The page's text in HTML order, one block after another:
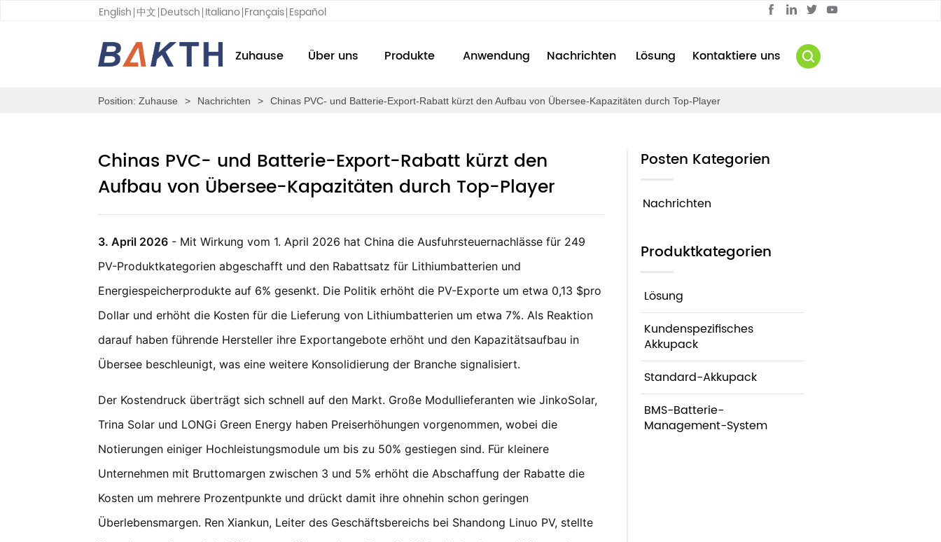
English 中文 Deutsch Italiano Français Español
Zuhause Über uns Produkte Anwendung Nachrichten Lösung Kontaktiere uns
Position: Zuhause > Nachrichten > Chinas PVC- und Batterie-Export-Rabatt kürzt den Aufbau von Übersee-Kapazitäten durch Top-Player
Chinas PVC- und Batterie-Export-Rabatt kürzt den
Aufbau von Übersee-Kapazitäten durch Top-Player
3. April 2026 - Mit Wirkung vom 1. April 2026 hat China die Ausfuhrsteuernachlässe für 249
PV-Produktkategorien abgeschafft und den Rabattsatz für Lithiumbatterien und
Energiespeicherprodukte auf 6% gesenkt. Die Politik erhöht die PV-Exporte um etwa 0,13 $pro
Dollar und erhöht die Kosten für die Lieferung von Lithiumbatterien um etwa 7%. Als Reaktion
darauf haben führende Hersteller ihre Exportangebote erhöht und den Kapazitätsaufbau in
Übersee beschleunigt, was eine weitere Konsolidierung der Branche signalisiert.
Der Kostendruck überträgt sich schnell auf den Markt. Große Modullieferanten wie JinkoSolar,
Trina Solar und LONGi Green Energy haben Preiserhöhungen vorgenommen, wobei die
Notierungen einiger Hochleistungsmodule um bis zu 50% gestiegen sind. Für kleinere
Unternehmen mit Bruttomargen zwischen 3 und 5% erhöht die Abschaffung der Rabatte die
Kosten um mehrere Prozentpunkte und drückt damit ihre ohnehin schon geringen
Überlebensmargen. Ren Xiankun, Leiter des Geschäftsbereichs bei Shandong Linuo PV, stellte
Posten Kategorien
Nachrichten
Produktkategorien
Lösung
Kundenspezifisches
Akkupack
Standard-Akkupack
BMS-Batterie-
Management-System